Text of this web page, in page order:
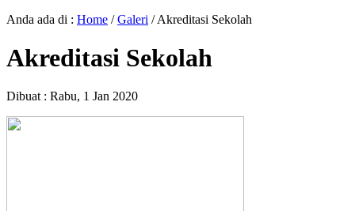
Anda ada di : Home /Galeri /Akreditasi Sekolah
Akreditasi Sekolah
Dibuat : Rabu, 1 Jan 2020